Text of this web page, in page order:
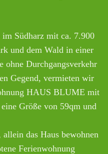
Südharz mit ca. 7.900
und dem Wald in einer
ohne Durchgangsverkehr
Gegend, vermieten wir
HAUS BLUME mit
Größe von 59qm und
das Haus bewohnen
Ferienwohnung